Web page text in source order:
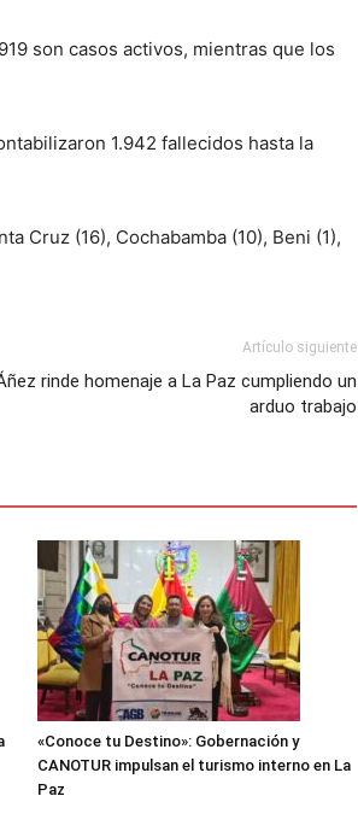
son casos activos, mientras que los
1.942 fallecidos hasta la
Cruz (16), Cochabamba (10), Beni (1),
Artículo siguiente
rinde homenaje a La Paz cumpliendo un
arduo trabajo
«Conoce tu Destino»: Gobernación y
CANOTUR impulsan el turismo interno en La
Paz